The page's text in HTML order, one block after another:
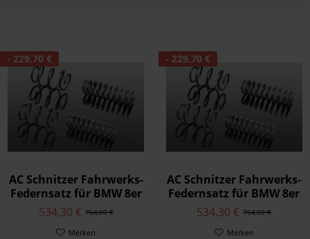
- 229,70 €
AC Schnitzer Fahrwerks-
Federnsatz für BMW 8er
Cabriolet G14
764,00 €
534,30 €
Merken
- 229,70 €
AC Schnitzer Fahrwerks-
Federnsatz für BMW 8er
Coupé G15
764,00 €
534,30 €
Merken